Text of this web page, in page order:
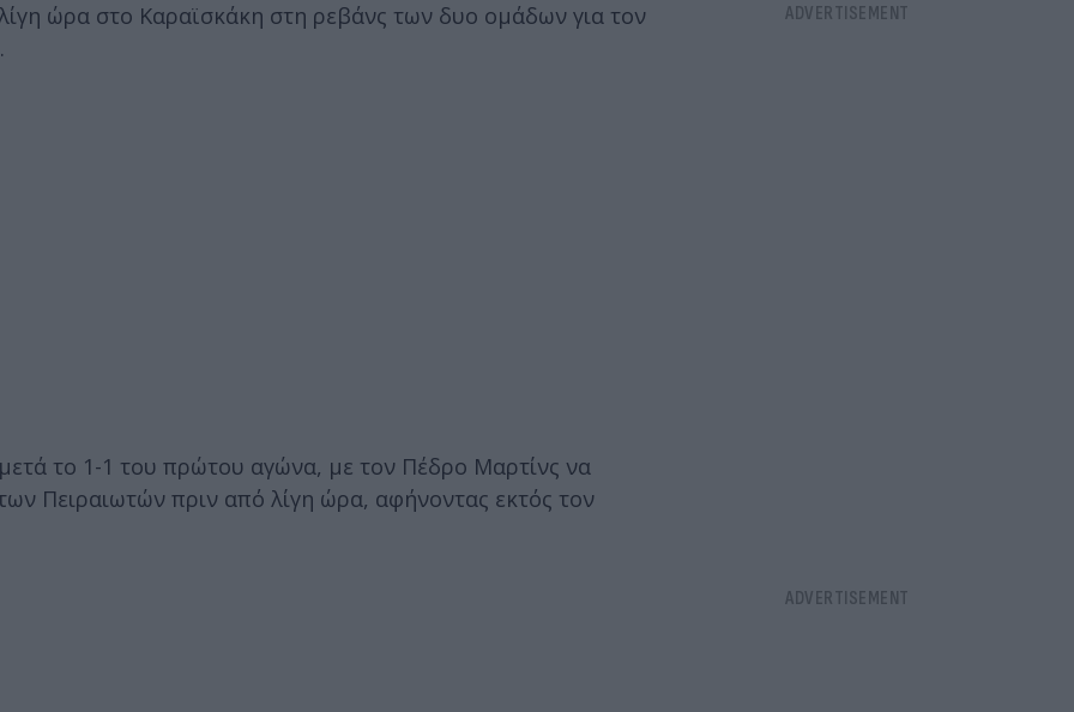
ώρα στο Καραϊσκάκη στη ρεβάνς των δυο ομάδων για τον
το 1-1 του πρώτου αγώνα, με τον Πέδρο Μαρτίνς να
Πειραιωτών πριν από λίγη ώρα, αφήνοντας εκτός τον